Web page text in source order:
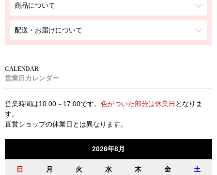
商品について
配送・お届けについて
営業日カレンダー
営業時間は10:00～17:00です。 色がついた部分は休業日 となりま
す。
直営ショップの休業日とは異なります。
2026年8月
日 月 火 水 木 金 土